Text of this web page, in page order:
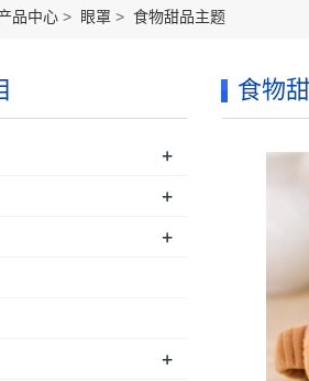
品中心 > 眼罩 > 食物甜品主题
食物
+
+
+
+